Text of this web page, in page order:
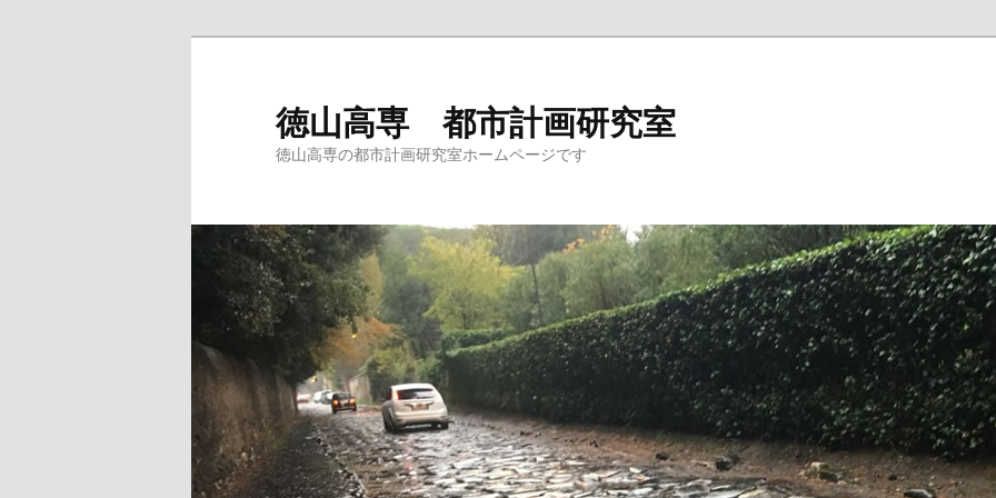
徳山高専 都市計画研究室
徳山高専の都市計画研究室ホームページです